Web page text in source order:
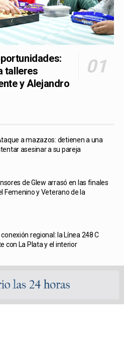
talleres
y Alejandro
a mazazos: detienen a una
asesinar a su pareja
de Glew arrasó en las finales
Femenino y Veterano de la
regional: la Línea 248 C
con La Plata y el interior
la ruta 6: un motociclista perdió la
Alejandro Korn